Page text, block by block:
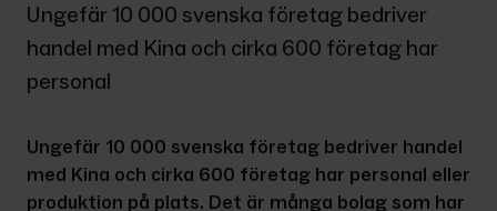
Ungefär 10 000 svenska företag bedriver
handel med Kina och cirka 600 företag har
personal
Ungefär 10 000 svenska företag bedriver handel
med Kina och cirka 600 företag har personal eller
produktion på plats. Det är många bolag som har